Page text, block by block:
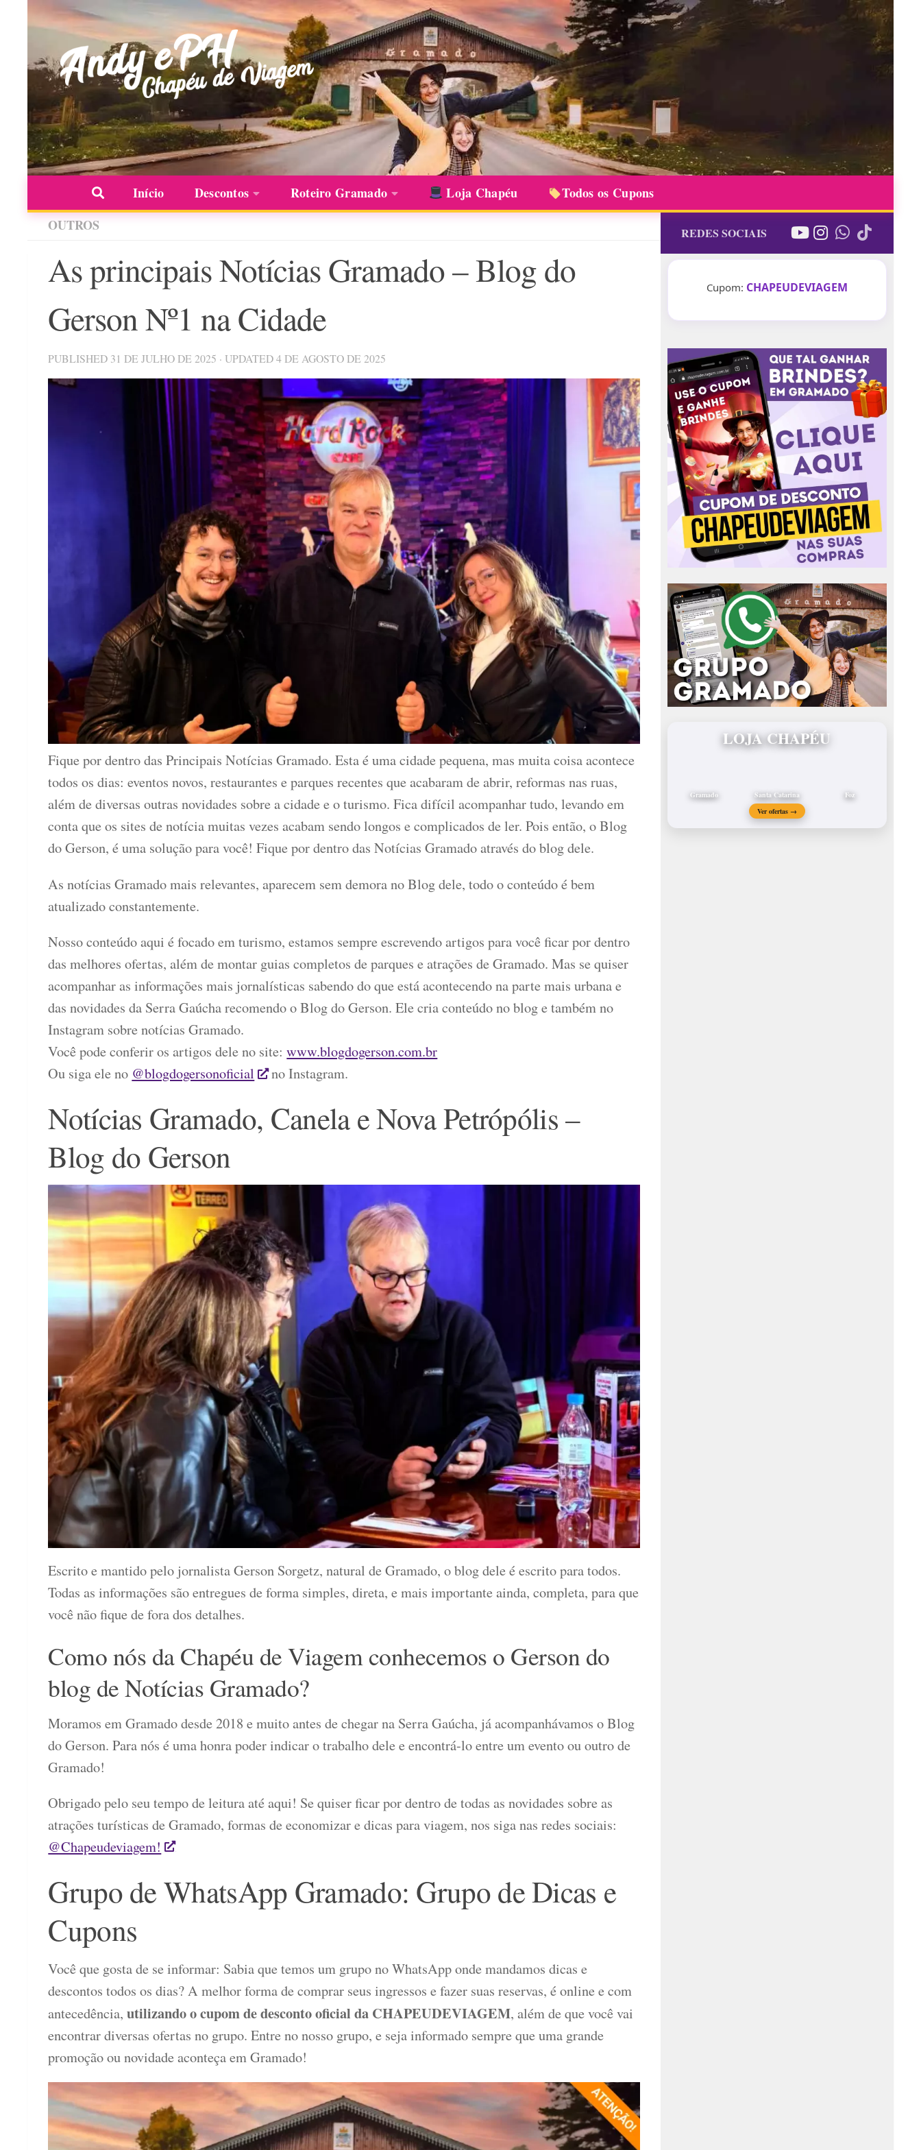
Skip to content
Início Descontos Roteiro Gramado Loja Chapéu
Todos os Cupons
OUTROS
As principais Notícias Gramado – Blog do
Gerson Nº1 na Cidade
PUBLISHED 31 DE JULHO DE 2025 · UPDATED4 DE AGOSTO DE 2025
Fique por dentro das Principais Notícias Gramado. Esta é uma cidade pequena, mas muita coisa acontece
todos os dias: eventos novos, restaurantes e parques recentes que acabaram de abrir, reformas nas ruas,
além de diversas outras novidades sobre a cidade e o turismo. Fica difícil acompanhar tudo, levando em
conta que os sites de notícia muitas vezes acabam sendo longos e complicados de ler. Pois então, o Blog
do Gerson, é uma solução para você! Fique por dentro das Notícias Gramado através do blog dele.
As notícias Gramado mais relevantes, aparecem sem demora no Blog dele, todo o conteúdo é bem
atualizado constantemente.
Nosso conteúdo aqui é focado em turismo, estamos sempre escrevendo artigos para você ficar por dentro
das melhores ofertas, além de montar guias completos de parques e atrações de Gramado. Mas se quiser
acompanhar as informações mais jornalísticas sabendo do que está acontecendo na parte mais urbana e
das novidades da Serra Gaúcha recomendo o Blog do Gerson. Ele cria conteúdo no blog e também no
Instagram sobre notícias Gramado.
Você pode conferir os artigos dele no site:www.blogdogerson.com.br
Ou siga ele no @blogdogersonoficial no Instagram.
Notícias Gramado, Canela e Nova Petrópólis –
Blog do Gerson
Escrito e mantido pelo jornalista Gerson Sorgetz, natural de Gramado, o blog dele é escrito para todos.
Todas as informações são entregues de forma simples, direta, e mais importante ainda, completa, para que
você não fique de fora dos detalhes.
Como nós da Chapéu de Viagem conhecemos o Gerson do
blog de Notícias Gramado?
Moramos em Gramado desde 2018 e muito antes de chegar na Serra Gaúcha, já acompanhávamos o Blog
do Gerson. Para nós é uma honra poder indicar o trabalho dele e encontrá-lo entre um evento ou outro de
Gramado!
Obrigado pelo seu tempo de leitura até aqui! Se quiser ficar por dentro de todas as novidades sobre as
atrações turísticas de Gramado, formas de economizar e dicas para viagem, nos siga nas redes sociais:
@Chapeudeviagem!
Grupo de WhatsApp Gramado: Grupo de Dicas e
Cupons
Você que gosta de se informar: Sabia que temos um grupo no WhatsApp onde mandamos dicas e
descontos todos os dias? A melhor forma de comprar seus ingressos e fazer suas reservas, é online e com
antecedência, utilizando o cupom de desconto oficial da CHAPEUDEVIAGEM, além de que você vai
encontrar diversas ofertas no grupo. Entre no nosso grupo, e seja informado sempre que uma grande
promoção ou novidade aconteça em Gramado!
REDES SOCIAIS
Cupom: CHAPEUDEVIAGEM
LOJA CHAPÉU
Gramado Santa Catarina
Foz
Ver ofertas →